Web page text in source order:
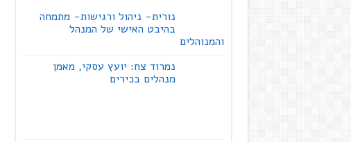
נורית- ניהול ורגישות- מתמחה
בהיבט האישי של המנהל
והמנוהלים
נמרוד צח: יועץ עסקי, מאמן
מנהלים בכירים